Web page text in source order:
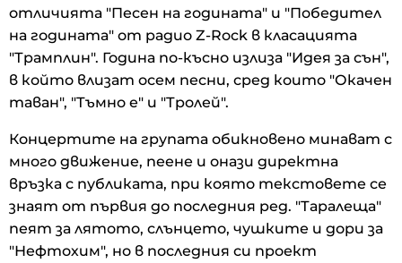
отличията "Песен на годината" и "Победител
на годината" от радио Z-Rock в класацията
"Трамплин". Година по-късно излиза "Идея за сън",
в който влизат осем песни, сред които "Окачен
таван", "Тъмно е" и "Тролей".
Концертите на групата обикновено минават с
много движение, пеене и онази директна
връзка с публиката, при която текстовете се
знаят от първия до последния ред. "Таралеща"
пеят за лятото, слънцето, чушките и дори за
"Нефтохим", но в последния си проект